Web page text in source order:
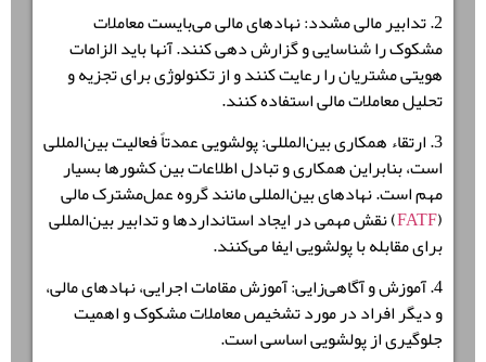
2. تدابیر مالی مشدد: نهادهای مالی می‌بایست معاملات
مشکوک را شناسایی و گزارش دهی کنند. آنها باید الزامات
هویتی مشتریان را رعایت کنند و از تکنولوژی برای تجزیه و
تحلیل معاملات مالی استفاده کنند.
3. ارتقاء همکاری بین‌المللی: پولشویی عمدتاً فعالیت بین‌المللی
است، بنابراین همکاری و تبادل اطلاعات بین کشورها بسیار
مهم است. نهادهای بین‌المللی مانند گروه عمل‌مشترک مالی
(
FATF) نقش مهمی در ایجاد استانداردها و تدابیر بین‌المللی
برای مقابله با پولشویی ایفا می‌کنند.
4. آموزش و آگاهی‌زایی: آموزش مقامات اجرایی، نهادهای مالی،
و دیگر افراد در مورد تشخیص معاملات مشکوک و اهمیت
جلوگیری از پولشویی اساسی است.